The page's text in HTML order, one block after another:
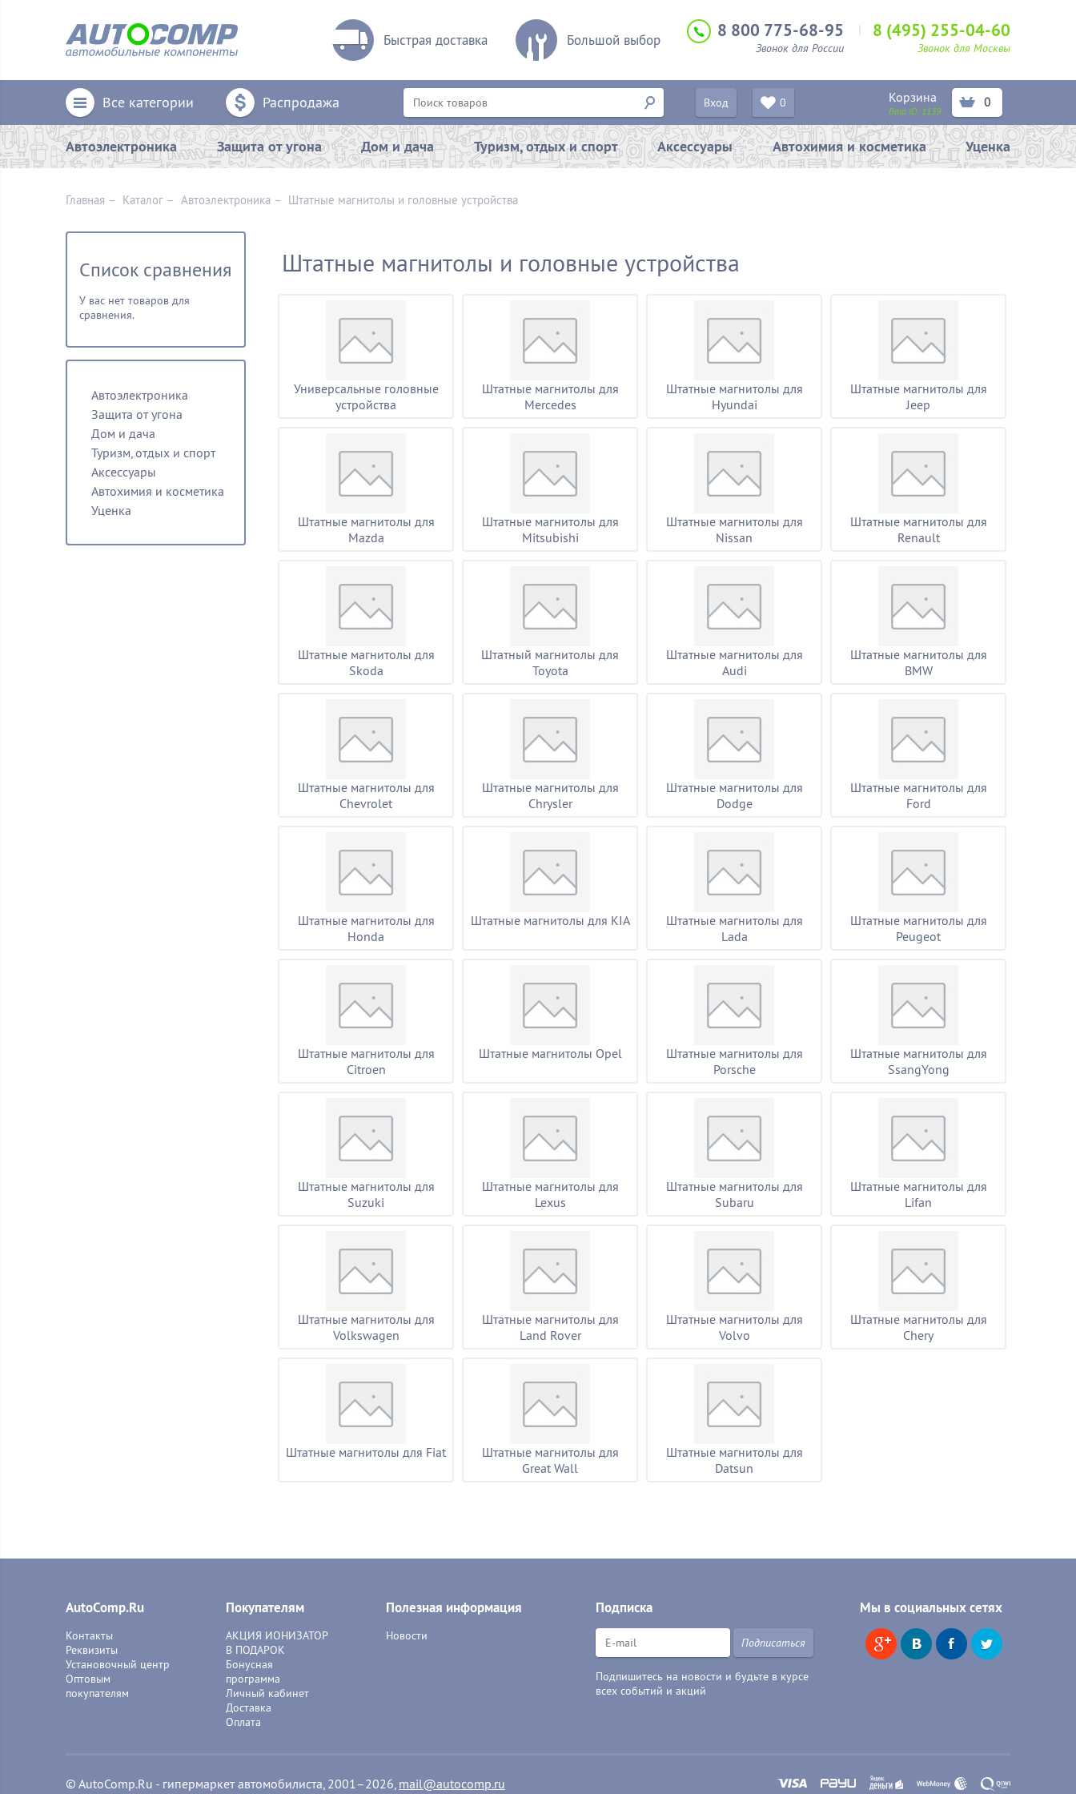
Быстрая доставка Большой выбор 8 800 775-68-95
Звонок для России
8 (495) 255-04-60
Звонок для Москвы
Все категории Распродажа Вход 0 Корзина
Ваш ID: 1139
0
Автоэлектроника Защита от угона Дом и дача Туризм, отдых и спорт Аксессуары Автохимия и косметика Уценка
Главная – Каталог – Автоэлектроника – Штатные магнитолы и головные устройства
Штатные магнитолы и головные устройства
Универсальные головные
устройства
Штатные магнитолы для
Mercedes
Штатные магнитолы для
Hyundai
Штатные магнитолы для
Jeep
Штатные магнитолы для
Mazda
Штатные магнитолы для
Mitsubishi
Штатные магнитолы для
Nissan
Штатные магнитолы для
Renault
Штатные магнитолы для
Skoda
Штатный магнитолы для
Toyota
Штатные магнитолы для
Audi
Штатные магнитолы для
BMW
Штатные магнитолы для
Chevrolet
Штатные магнитолы для
Chrysler
Штатные магнитолы для
Dodge
Штатные магнитолы для
Ford
Штатные магнитолы для
Honda
Штатные магнитолы для KIA
Штатные магнитолы для
Lada
Штатные магнитолы для
Peugeot
Штатные магнитолы для
Citroen
Штатные магнитолы Opel
Штатные магнитолы для
Porsche
Штатные магнитолы для
SsangYong
Штатные магнитолы для
Suzuki
Штатные магнитолы для
Lexus
Штатные магнитолы для
Subaru
Штатные магнитолы для
Lifan
Штатные магнитолы для
Volkswagen
Штатные магнитолы для
Land Rover
Штатные магнитолы для
Volvo
Штатные магнитолы для
Chery
Штатные магнитолы для Fiat
Штатные магнитолы для
Great Wall
Штатные магнитолы для
Datsun
Список сравнения
У вас нет товаров для
сравнения.
Автоэлектроника
Защита от угона
Дом и дача
Туризм, отдых и спорт
Аксессуары
Автохимия и косметика
Уценка
AutoComp.Ru
Контакты
Реквизиты
Установочный центр
Оптовым
покупателям
Покупателям
АКЦИЯ ИОНИЗАТОР
В ПОДАРОК
Бонусная
программа
Личный кабинет
Доставка
Оплата
Полезная информация
Новости
Подписка
Подписаться
Подпишитесь на новости и будьте в курсе
всех событий и акций
Мы в социальных сетях
© AutoComp.Ru - гипермаркет автомобилиста, 2001–2026, mail@autocomp.ru